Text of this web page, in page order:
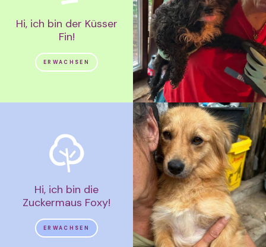
Hi, ich bin der Küsser
Fin!
ERWACHSEN
Hi, ich bin die
Zuckermaus Foxy!
ERWACHSEN